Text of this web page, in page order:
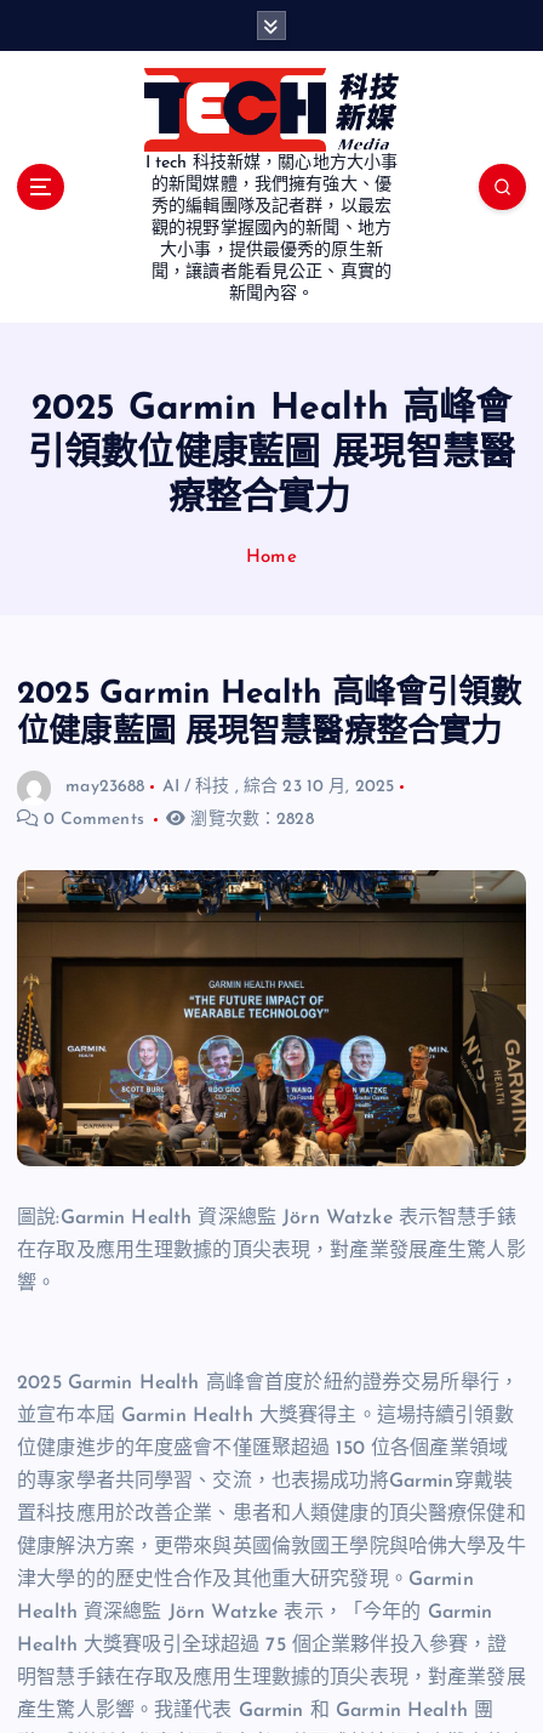
I tech 科技新媒，關心地方大小事
的新聞媒體，我們擁有強大、優
秀的編輯團隊及記者群，以最宏
觀的視野掌握國內的新聞、地方
大小事，提供最優秀的原生新
聞，讓讀者能看見公正、真實的
新聞內容。
2025 Garmin Health 高峰會
引領數位健康藍圖 展現智慧醫
療整合實力
Home
2025 Garmin Health 高峰會引領數
位健康藍圖 展現智慧醫療整合實力
may23688 AI / 科技 , 綜合 23 10 月, 2025
0 Comments
瀏覽次數：2828
圖說:Garmin Health 資深總監 Jörn Watzke 表示智慧手錶
在存取及應用生理數據的頂尖表現，對產業發展產生驚人影
響。
2025 Garmin Health 高峰會首度於紐約證券交易所舉行，
並宣布本屆 Garmin Health 大獎賽得主。這場持續引領數
位健康進步的年度盛會不僅匯聚超過 150 位各個產業領域
的專家學者共同學習、交流，也表揚成功將Garmin穿戴裝
置科技應用於改善企業、患者和人類健康的頂尖醫療保健和
健康解決方案，更帶來與英國倫敦國王學院與哈佛大學及牛
津大學的的歷史性合作及其他重大研究發現。Garmin
Health 資深總監 Jörn Watzke 表示，「今年的 Garmin
Health 大獎賽吸引全球超過 75 個企業夥伴投入參賽，證
明智慧手錶在存取及應用生理數據的頂尖表現，對產業發展
產生驚人影響。我謹代表 Garmin 和 Garmin Health 團